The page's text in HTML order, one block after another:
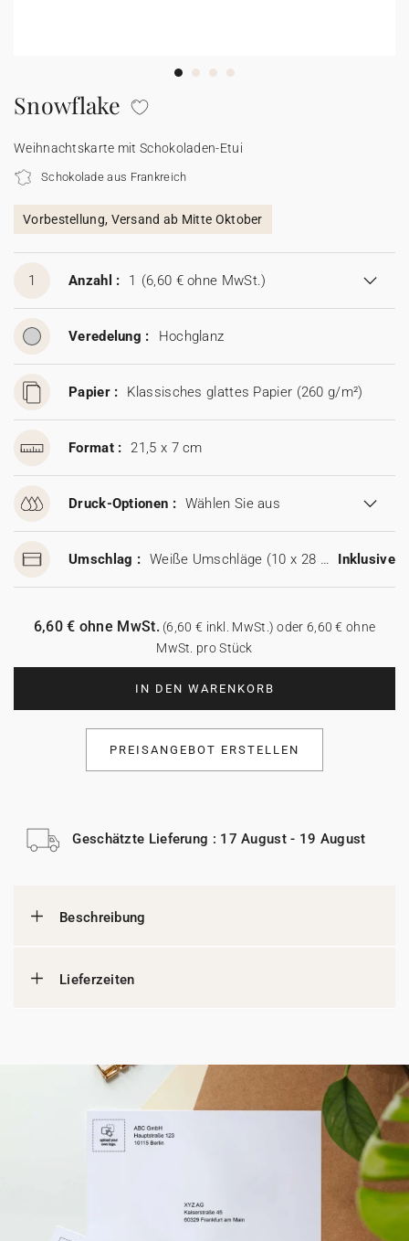
Aufkleber
Snowflake
Weihnachtskarte mit Schokoladen-Etui
Schokolade aus Frankreich
Vorbestellung, Versand ab Mitte Oktober
1 Anzahl : 1 (6,60 € ohne MwSt.)
Veredelung : Hochglanz
Papier : Klassisches glattes Papier (260 g/m²)
Format : 21,5 x 7 cm
Druck-Optionen : Wählen Sie aus
Umschlag : Weiße Umschläge (10 x 28 cm) Inklusive
IN DEN WARENKORB
6,60 € ohne MwSt.(6,60 € inkl. MwSt.) oder 6,60 € ohne
MwSt. pro Stück
PREISANGEBOT ERSTELLEN
Geschätzte Lieferung : 17 August - 19 August
Beschreibung
Lieferzeiten